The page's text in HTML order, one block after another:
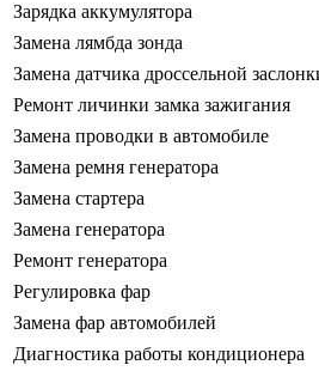
Зарядка аккумулятора
Замена лямбда зонда
Замена датчика дроссельной
Ремонт личинки замка зажигания
Замена проводки в автомобиле
Замена ремня генератора
Замена стартера
Замена генератора
Ремонт генератора
Регулировка фар
Замена фар автомобилей
Диагностика работы кондиционера